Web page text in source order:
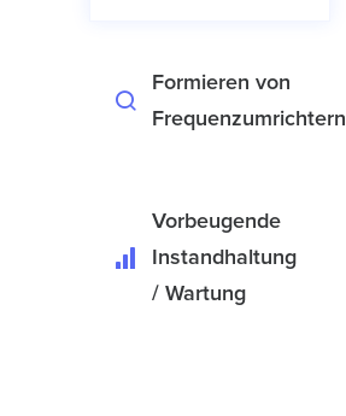
Formieren von
Frequenzumrichtern
Vorbeugende
Instandhaltung
/ Wartung